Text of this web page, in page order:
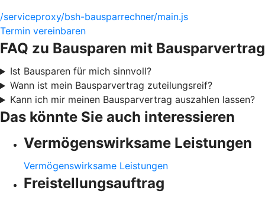
/serviceproxy/bsh-bausparrechner/main.js
Termin vereinbaren
FAQ zu Bausparen mit Bausparvertrag
Ist Bausparen für mich sinnvoll?
Wann ist mein Bausparvertrag zuteilungsreif?
Kann ich mir meinen Bausparvertrag auszahlen lassen?
Das könnte Sie auch interessieren
Vermögenswirksame Leistungen
Vermögenswirksame Leistungen
Freistellungsauftrag